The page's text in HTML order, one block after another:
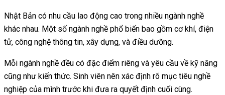
Nhật Bản có nhu cầu lao động cao trong nhiều ngành nghề
khác nhau. Một số ngành nghề phổ biến bao gồm cơ khí, điện
tử, công nghệ thông tin, xây dựng, và điều dưỡng.
Mỗi ngành nghề đều có đặc điểm riêng và yêu cầu về kỹ năng
cũng như kiến thức. Sinh viên nên xác định rõ mục tiêu nghề
nghiệp của mình trước khi đưa ra quyết định cuối cùng.